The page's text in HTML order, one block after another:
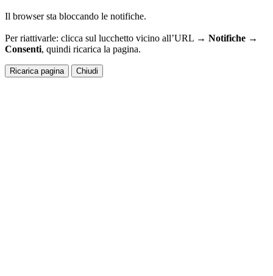
Il browser sta bloccando le notifiche.
Per riattivarle: clicca sul lucchetto vicino all’URL → Notifiche →
Consenti, quindi ricarica la pagina.
Ricarica pagina Chiudi